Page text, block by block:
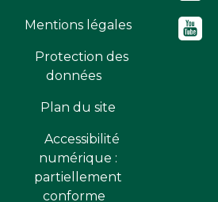
Mentions légales
Protection des
données
Plan du site
Accessibilité
numérique :
partiellement
conforme